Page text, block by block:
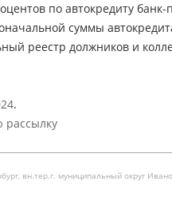
по автокредиту банк-
суммы
реестр должников и
.
рассылку
вн.тер.г. муниципальный округ